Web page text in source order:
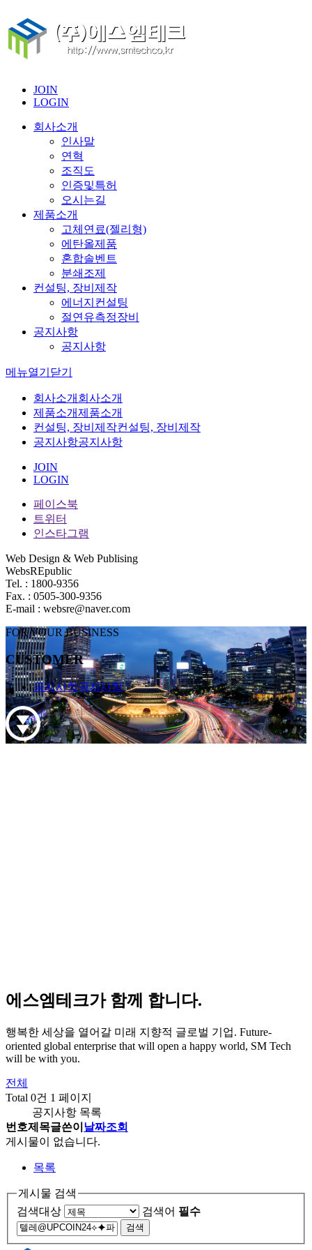
JOIN
LOGIN
회사소개
인사말
연혁
조직도
인증및특허
오시는길
제품소개
고체연료(젤리형)
에탄올제품
혼합솔벤트
분쇄조제
컨설팅, 장비제작
에너지컨설팅
절연유측정장비
공지사항
공지사항
메뉴열기 닫기
회사소개 회사소개
제품소개제품소개
컨설팅, 장비제작컨설팅, 장비제작
공지사항공지사항
JOIN
LOGIN
페이스북
트위터
인스타그램
Web Design & Web Publising
WebsREpublic
Tel. : 1800-9356
Fax. : 0505-300-9356
E-mail : websre@naver.com
FOR YOUR BUSINESS
CUSTOMER
공지사항공지사항
에스엠테크가 함께 합니다.
행복한 세상을 열어갈 미래 지향적 글로벌 기업. Future-
oriented global enterprise that will open a happy world, SM Tech
will be with you.
전체
Total 0건 1 페이지
공지사항 목록
번호제목글쓴이 날짜조회
게시물이 없습니다.
목록
게시물 검색
검색대상
검색어 필수